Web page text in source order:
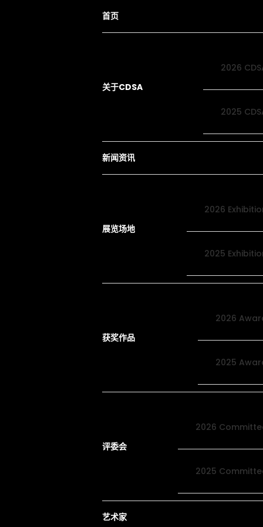
首页
关于CDSA
2026
2025
新闻资讯
展览场地
2026
2025
获奖作品
2026
2025
评委会
2026
2025
艺术家